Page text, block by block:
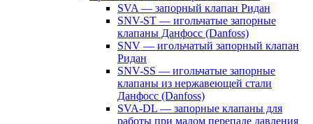
SVA — запорный клапан Ридан
SNV-ST — игольчатые запорные
клапаны Данфосс (Danfoss)
SNV — игольчатый запорный клапан
Ридан
SNV-SS — игольчатые запорные
клапаны из нержавеющей стали
Данфосс (Danfoss)
SVA-DL — запорные клапаны для
работы при малом перепаде давления